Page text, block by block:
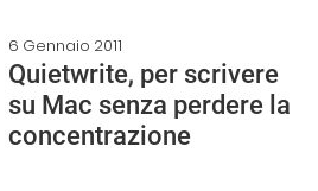
6 Gennaio 2011
Quietwrite, per scrivere
su Mac senza perdere la
concentrazione